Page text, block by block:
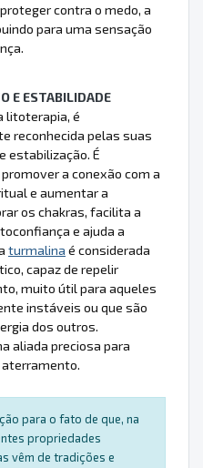
contra o medo, a
para uma sensação
E ESTABILIDADE
litoterapia, é
reconhecida pelas suas
estabilização. É
a conexão com a
e aumentar a
os chakras, facilita a
e ajuda a
turmalina é considerada
capaz de repelir
muito útil para aqueles
instáveis ou que são
dos outros.
aliada preciosa para
para o fato de que, na
propriedades
vêm de tradições e